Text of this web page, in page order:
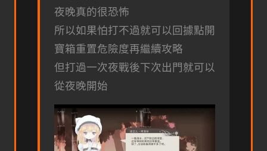
夜晚真的很恐怖
所以如果怕打不過就可以回據點開
寶箱重置危險度再繼續攻略
但打過一次夜戰後下次出門就可以
從夜晚開始